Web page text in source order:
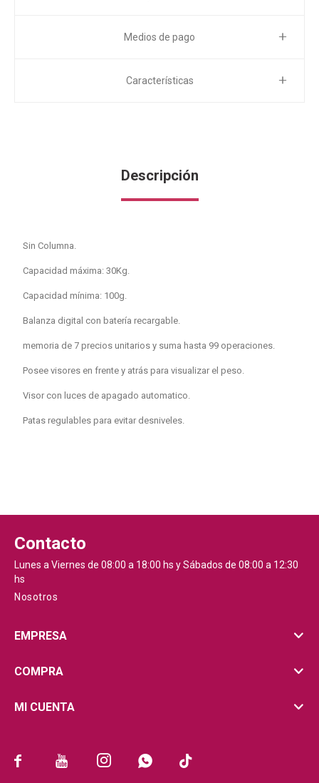
Medios de pago
Características
Descripción
Sin Columna.
Capacidad máxima: 30Kg.
Capacidad mínima: 100g.
Balanza digital con batería recargable.
memoria de 7 precios unitarios y suma hasta 99 operaciones.
Posee visores en frente y atrás para visualizar el peso.
Visor con luces de apagado automatico.
Patas regulables para evitar desniveles.
    
Contacto
Lunes a Viernes de 08:00 a 18:00 hs y Sábados de 08:00 a 12:30
hs
Nosotros
EMPRESA
COMPRA
MI CUENTA